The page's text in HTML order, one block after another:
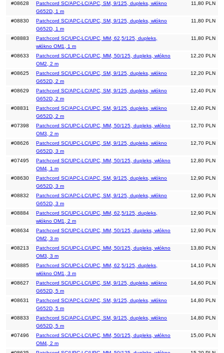
11,80 PLN
#08628
Patchcord SC/APC-LC/APC, SM, 9/125, dupleks, włókno
G652D, 1 m
11,80 PLN
#08830
Patchcord SC/APC-LC/UPC, SM, 9/125, dupleks, włókno
G652D, 1 m
11,80 PLN
#08883
Patchcord SC/UPC-LC/UPC, MM, 62,5/125, dupleks,
włókno OM1, 1 m
12,20 PLN
#08633
Patchcord SC/UPC-LC/UPC, MM, 50/125, dupleks, włókno
OM2, 2 m
12,20 PLN
#08625
Patchcord SC/UPC-LC/UPC, SM, 9/125, dupleks, włókno
G652D, 2 m
12,40 PLN
#08629
Patchcord SC/APC-LC/APC, SM, 9/125, dupleks, włókno
G652D, 2 m
12,40 PLN
#08831
Patchcord SC/APC-LC/UPC, SM, 9/125, dupleks, włókno
G652D, 2 m
12,70 PLN
#07398
Patchcord SC/UPC-LC/UPC, MM, 50/125, dupleks, włókno
OM3, 2 m
12,70 PLN
#08626
Patchcord SC/UPC-LC/UPC, SM, 9/125, dupleks, włókno
G652D, 3 m
12,80 PLN
#07495
Patchcord SC/UPC-LC/UPC, MM, 50/125, dupleks, włókno
OM4, 1 m
12,90 PLN
#08630
Patchcord SC/APC-LC/APC, SM, 9/125, dupleks, włókno
G652D, 3 m
12,90 PLN
#08832
Patchcord SC/APC-LC/UPC, SM, 9/125, dupleks, włókno
G652D, 3 m
12,90 PLN
#08884
Patchcord SC/UPC-LC/UPC, MM, 62,5/125, dupleks,
włókno OM1, 2 m
12,90 PLN
#08634
Patchcord SC/UPC-LC/UPC, MM, 50/125, dupleks, włókno
OM2, 3 m
13,80 PLN
#08213
Patchcord SC/UPC-LC/UPC, MM, 50/125, dupleks, włókno
OM3, 3 m
14,10 PLN
#08885
Patchcord SC/UPC-LC/UPC, MM, 62,5/125, dupleks,
włókno OM1, 3 m
14,60 PLN
#08627
Patchcord SC/UPC-LC/UPC, SM, 9/125, dupleks, włókno
G652D, 5 m
14,80 PLN
#08631
Patchcord SC/APC-LC/APC, SM, 9/125, dupleks, włókno
G652D, 5 m
14,80 PLN
#08833
Patchcord SC/APC-LC/UPC, SM, 9/125, dupleks, włókno
G652D, 5 m
15,00 PLN
#07496
Patchcord SC/UPC-LC/UPC, MM, 50/125, dupleks, włókno
OM4, 2 m